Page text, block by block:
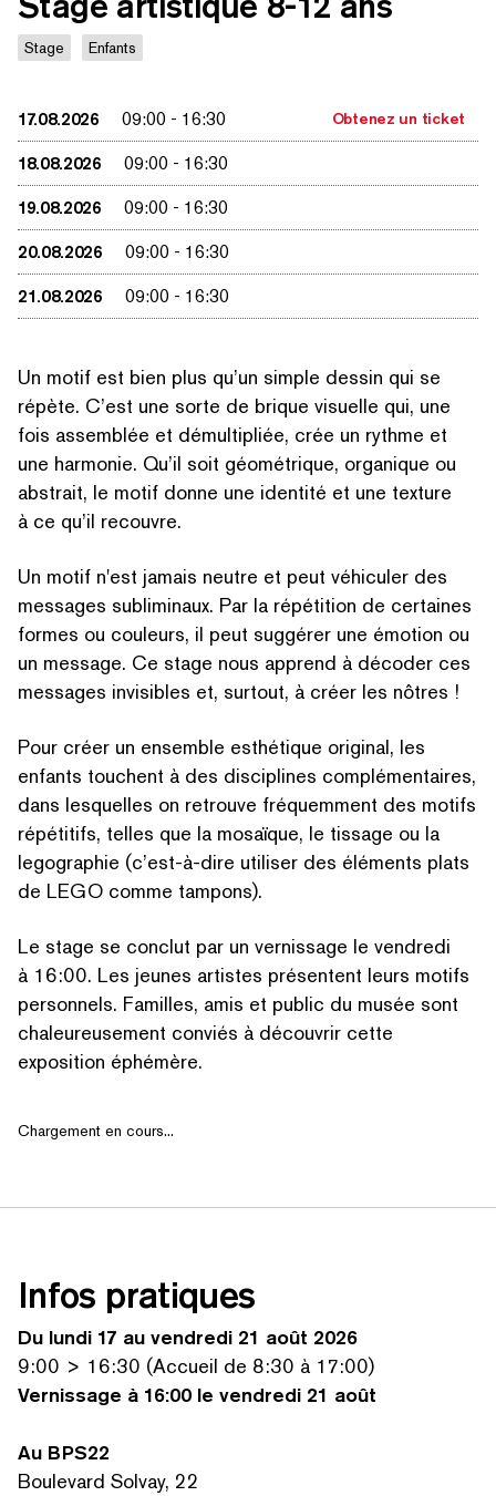
RECHERCHER PAR MOTS-CLÉS
Stage Enfants
17.08.2026 09:00 - 16:30 Obtenez un ticket
18.08.2026 09:00 - 16:30
19.08.2026 09:00 - 16:30
20.08.2026 09:00 - 16:30
21.08.2026 09:00 - 16:30
Un motif est bien plus qu’un simple dessin qui se
répète. C’est une sorte de brique visuelle qui, une
fois assemblée et démul­ti­pliée, crée un rythme et
une harmonie. Qu’il soit géométrique, organique ou
abstrait, le motif donne une identité et une texture
à ce qu’il recouvre.
Un motif n'est jamais neutre et peut véhiculer des
messages subliminaux. Par la répétition de certaines
formes ou couleurs, il peut suggérer une émotion ou
un message. Ce stage nous apprend à décoder ces
messages invisibles et, surtout, à créer les nôtres !
Pour créer un ensemble esthétique original, les
enfants touchent à des disciplines com­plé­men­taires,
dans lesquelles on retrouve fréquemment des motifs
répétitifs, telles que la mosaïque, le tissage ou la
legographie (c’est-à-dire utiliser des éléments plats
de LEGO comme tampons).
Le stage se conclut par un vernissage le vendredi
à 16:00. Les jeunes artistes présentent leurs motifs
personnels. Familles, amis et public du musée sont
chaleureuse­ment conviés à découvrir cette
exposition éphémère.
Chargement en cours...
Infos pratiques
Du lundi 17 au vendredi 21 août 2026
9:00 > 16:30 (Accueil de 8:30 à 17:00)
Vernissage à 16:00 le vendredi 21 août
Au BPS22
Boulevard Solvay, 22